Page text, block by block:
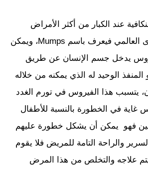
عند الكبار من أكثر الأمراض
شهرة على المستوى العالمي فيعرف باسم Mumps، ويمكن
يدخل جسم الإنسان عن طريق
المنفذ الوحيد له الذي يمكنه من خلاله
يتسبب هذا الفيروس في تورم الغدد
غاية في الخطورة بالنسبة للأطفال
فهو يمكن أن يشكل خطورة عليهم
والراحة التامة للمريض فلا يقوم
علاجه والتخلص من هذا المرض